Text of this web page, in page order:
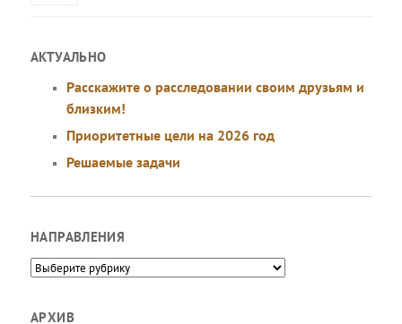
АКТУАЛЬНО
Расскажите о расследовании своим друзьям и
близким!
Приоритетные цели на 2026 год
Решаемые задачи
НАПРАВЛЕНИЯ
Направления
АРХИВ